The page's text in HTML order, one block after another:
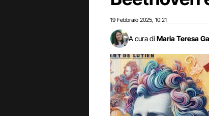
19 Febbraio 2025 10:21
A cura di Maria Teresa